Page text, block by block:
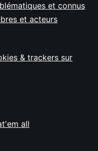
et connus
et acteurs
& trackers sur
all